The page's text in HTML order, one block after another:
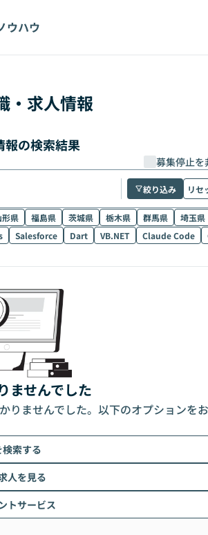
ウハウ
・求人情報
報の検索結果
募集停止を
絞り込み リセ
形県 福島県 茨城県 栃木県 群馬県 埼玉県
Salesforce Dart VB.NET Claude Code
ませんでした
りませんでした。以下のオプションをお
索する
人を見る
トサービス